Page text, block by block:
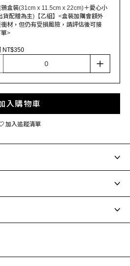
NT$350
鴉盒裝(31cm x 11.5cm x 22cm)＋愛心小
貨配贈為主)【乙組】<盒裝加購會額外
材，但仍有受損風險，請評估後可接
>
入購物車
加入追蹤清單